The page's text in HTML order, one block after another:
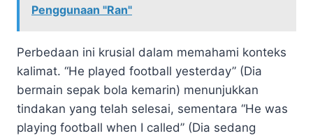
Penggunaan "Ran"
Perbedaan ini krusial dalam memahami konteks
kalimat. “He played football yesterday” (Dia
bermain sepak bola kemarin) menunjukkan
tindakan yang telah selesai, sementara “He was
playing football when I called” (Dia sedang